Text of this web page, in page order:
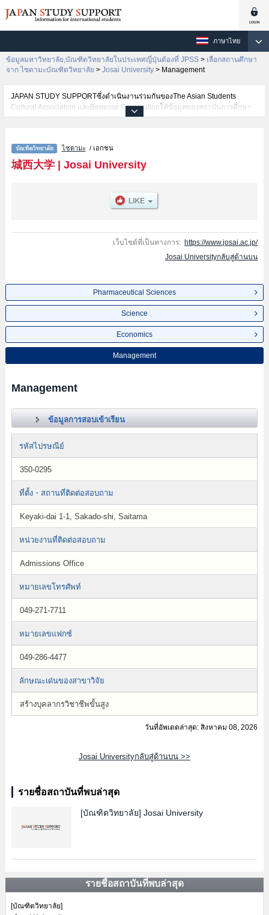
ภาษาไทย
ข้อมูลมหาวิทยาลัย,บัณฑิตวิทยาลัยในประเทศญี่ปุ่นต้องที่ JPSS > เลือกสถานศึกษา
จาก ไซตามะบัณฑิตวิทยาลัย > Josai University > Management
JAPAN STUDY SUPPORTซึ่งดำเนินงานร่วมกันของThe Asian Students
Cultural Association และBenesse Corporationให้ข้อมูลของสถาบันการศึกษา
ระดับมหาวิทยาลัย・บัณฑิตวิทยาลัย・วิทยาลัยระดับอนุปริญญา・วิทยาลัย
เช่นPharmaceutical SciencesหรือScienceหรือEconomicsหรือManagement
เป็นต้น,ข้อมูลของแต่ละสาขาวิจัย,ข้อมูลการสอบคัดเลือกเข้าศึกษาเช่นจำนวนคน
ที่รับสมัครหรือจำนวนคนที่ผ่านการสอบคัดเลือกเป็นต้น,แนะนำสถานที่,การเดิน
ไซตามะ / เอกชน
城西大学| Josai University
เว็บไซต์ที่เป็นทางการ: https://www.josai.ac.jp/
Josai Universityกลับสู่ด้านบน
Pharmaceutical Sciences
Science
Economics
Management
Management
ข้อมูลการสอบเข้าเรียน
รหัสไปรษณีย์
350-0295
ที่ตั้ง・สถานที่ติดต่อสอบถาม
Keyaki-dai 1-1, Sakado-shi, Saitama
หน่วยงานที่ติดต่อสอบถาม
Admissions Office
หมายเลขโทรศัพท์
049-271-7711
หมายเลขแฟกซ์
049-286-4477
ลักษณะเด่นของสาขาวิจัย
สร้างบุคลากรวิชาชีพขั้นสูง
วันที่อัพเดตล่าสุด: สิงหาคม 08, 2026
Josai Universityกลับสู่ด้านบน >>
รายชื่อสถาบันที่พบล่าสุด
[บัณฑิตวิทยาลัย] Josai University
รายชื่อสถาบันที่พบล่าสุด
[บัณฑิตวิทยาลัย]